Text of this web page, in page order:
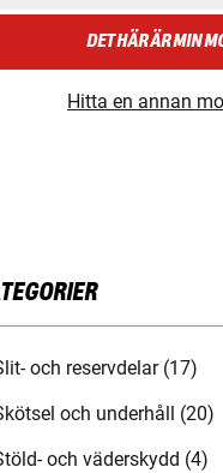
DET HÄR ÄR MIN
Hitta en annan
och reservdelar (17)
och underhåll (20)
och väderskydd (4)